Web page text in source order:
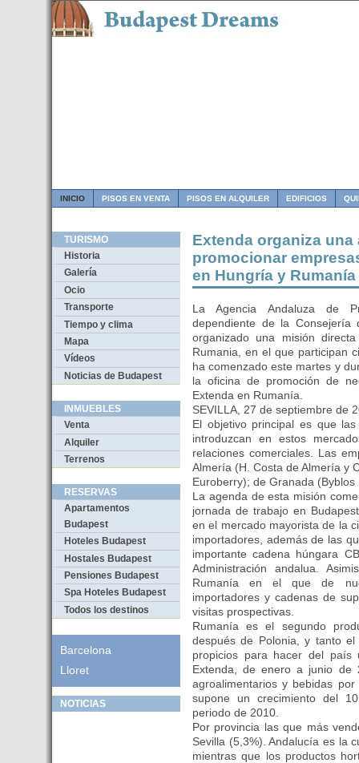
INICIO PISOS EN VENTA PISOS EN ALQUILER EDIFICIOS
TURISMO
Historia
Galería
Ocio
Transporte
Tiempo y clima
Mapa
Vídeos
Noticias de Budapest
INMUEBLES
Venta
Alquiler
Terrenos
RESERVAS
Apartamentos
Budapest
Hoteles Budapest
Hostales Budapest
Pensiones Budapest
Spa Hoteles Budapest
Todos los destinos
Barcelona
Lloret
NOTICIAS
Extenda organiza
promocionar
en Hungría y Rumanía
La Agencia Andaluza de
dependiente de la Consejería
organizado una misión
Rumania, en el que participan
ha comenzado este martes y
la oficina de promoción de
Extenda en Rumanía.
SEVILLA, 27 de septiembre de
El objetivo principal es que
introduzcan en estos
relaciones comerciales. Las
Almería (H. Costa de Almería y
Euroberry); de Granada (Byblos
La agenda de esta misión
jornada de trabajo en
en el mercado mayorista de la
importadores, además de las
importante cadena húngara
Administración andalua.
Rumanía en el que de
importadores y cadenas de
visitas prospectivas.
Rumanía es el segundo
después de Polonia, y tanto
propicios para hacer del país
Extenda, de enero a junio de
agroalimentarios y bebidas
supone un crecimiento del
periodo de 2010.
Por provincia las que más
Sevilla (5,3%). Andalucía es la
mientras que los productos